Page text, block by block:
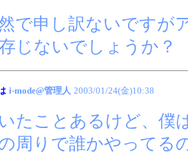
で申し訳ないですが
じないでしょうか？
i-mode@管理人 2003/01/24(金)10:38
たことあるけど、僕
周りで誰かやってる